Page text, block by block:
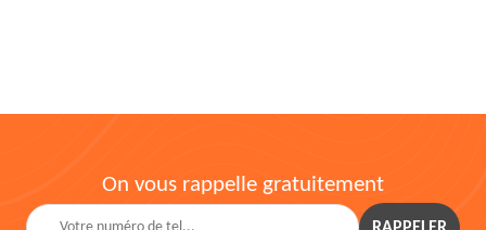
On vous rappelle gratuitement